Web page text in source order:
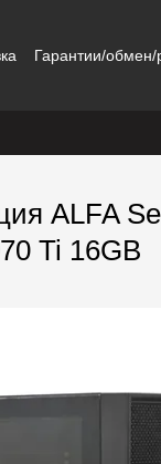
Гарантии/обмен/
ALFA
Ti 16GB